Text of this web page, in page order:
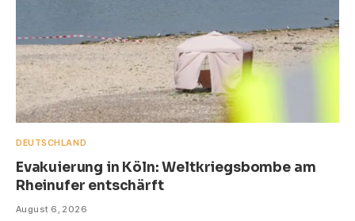
DEUTSCHLAND
Evakuierung in Köln: Weltkriegsbombe am
Rheinufer entschärft
August 6, 2026